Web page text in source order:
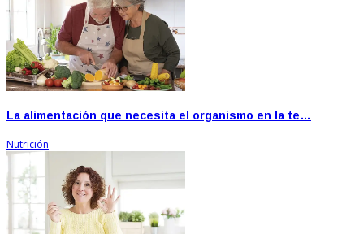
La alimentación que necesita el organismo en la te…
Nutrición